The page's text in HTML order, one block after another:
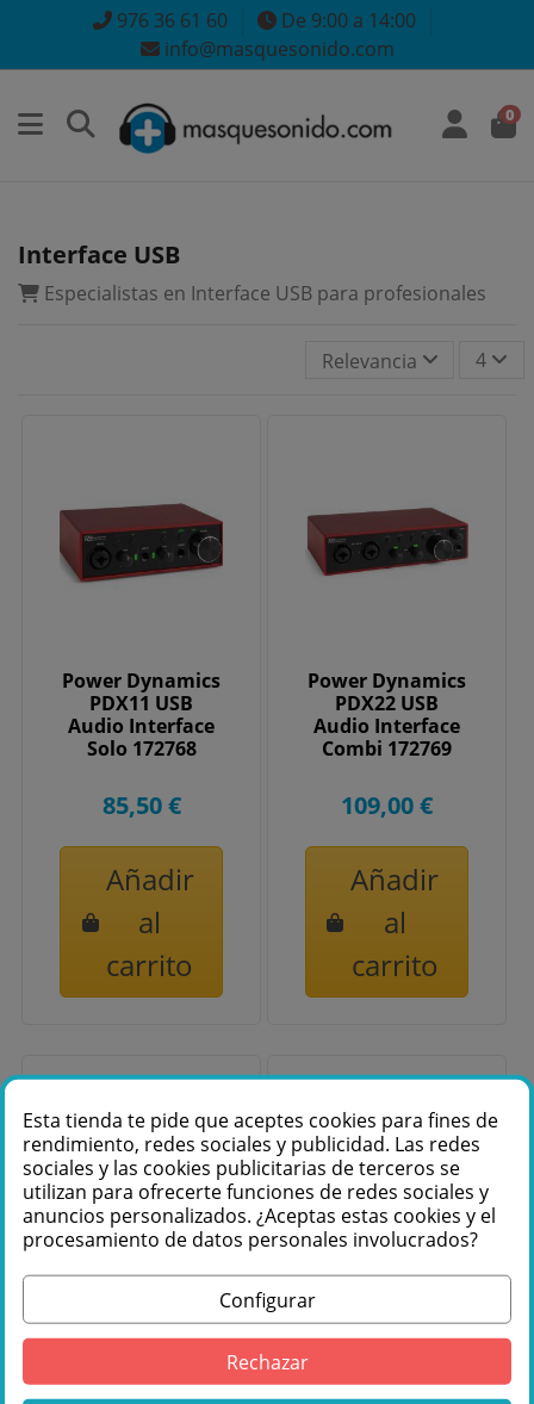
976 36 61 60
De 9:00 a 14:00
info@masquesonido.com
0
Interface USB
Especialistas en Interface USB para profesionales
Relevancia 4
Power Dynamics
PDX11 USB
Audio Interface
Solo 172768
85,50 €
Añadir
al
carrito
Power Dynamics
PDX22 USB
Audio Interface
Combi 172769
109,00 €
Añadir
al
carrito
Power Dynamics
PDM-D301BT
canales USB con
MARK MINI MAX FX
USB BT Mezclador 4+1
Reproductor/grabador.
Esta tienda te pide que aceptes cookies para fines de
rendimiento, redes sociales y publicidad. Las redes
sociales y las cookies publicitarias de terceros se
utilizan para ofrecerte funciones de redes sociales y
anuncios personalizados. ¿Aceptas estas cookies y el
procesamiento de datos personales involucrados?
Configurar
Rechazar